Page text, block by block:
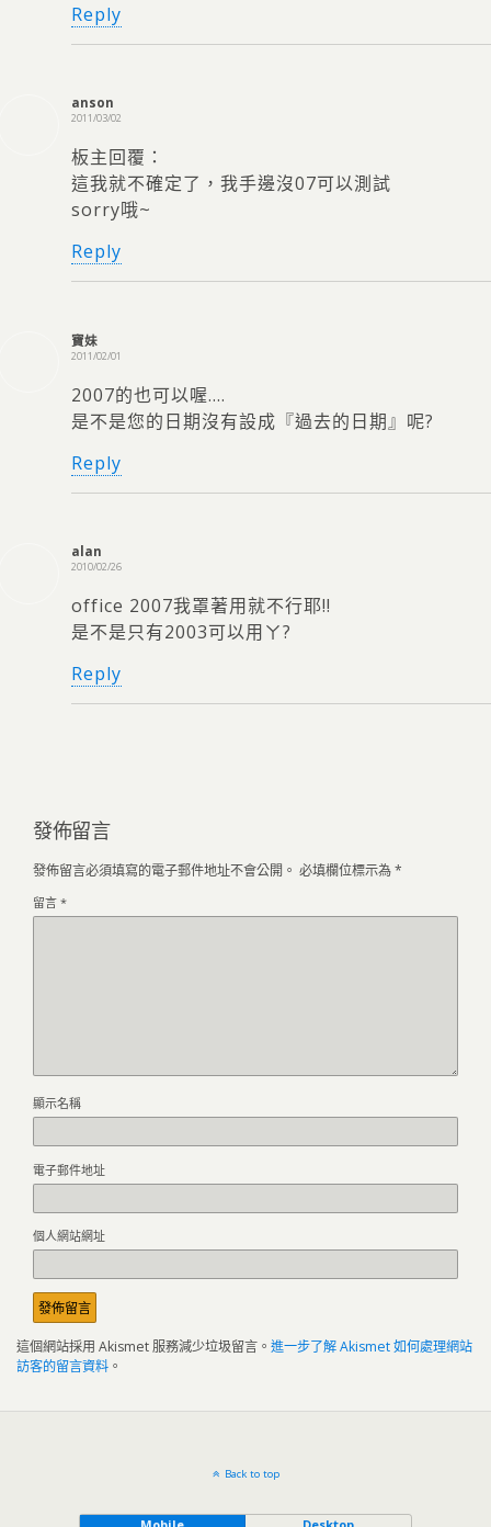
Reply
anson
2011/03/02
板主回覆：
這我就不確定了，我手邊沒07可以測試
sorry哦~
Reply
寶妹
2011/02/01
2007的也可以喔….
是不是您的日期沒有設成『過去的日期』呢?
Reply
alan
2010/02/26
office 2007我罩著用就不行耶!!
是不是只有2003可以用ㄚ?
Reply
發佈留言
發佈留言必須填寫的電子郵件地址不會公開。 必填欄位標示為*
留言 *
顯示名稱
電子郵件地址
個人網站網址
這個網站採用 Akismet 服務減少垃圾留言。 進一步了解 Akismet 如何處理網站
訪客的留言資料 。
Back to top